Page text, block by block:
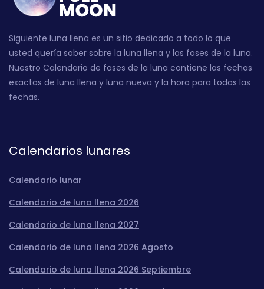
Siguiente luna llena es un sitio dedicado a todo lo que
usted quería saber sobre la luna llena y las fases de la luna.
Nuestro Calendario de fases de la luna contiene las fechas
exactas de luna llena y luna nueva y la hora para todas las
fechas.
Calendarios lunares
Calendario lunar
Calendario de luna llena 2026
Calendario de luna llena 2027
Calendario de luna llena 2026 Agosto
Calendario de luna llena 2026 Septiembre